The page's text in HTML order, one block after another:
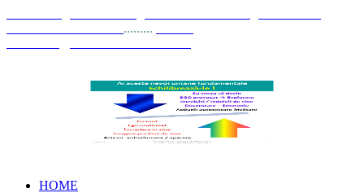
.........
HOME